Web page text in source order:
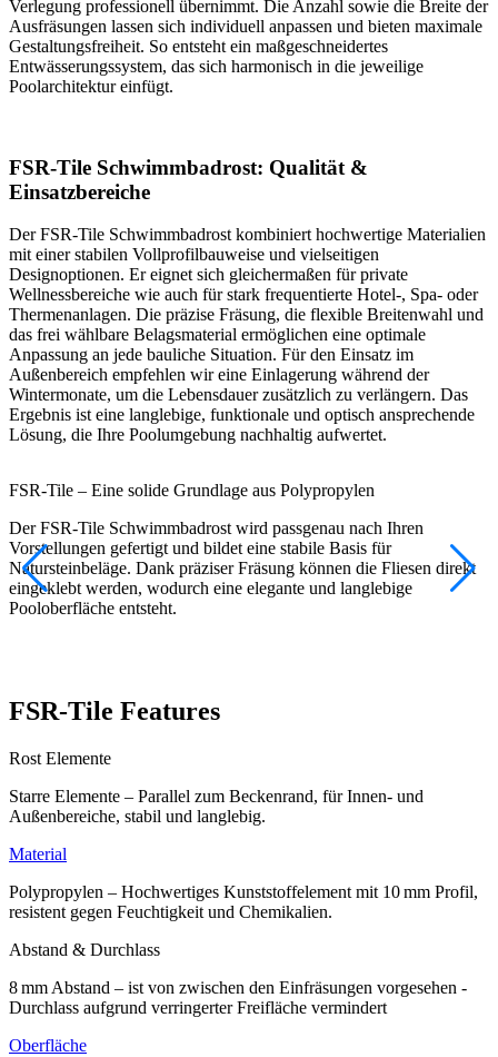
Verlegung professionell übernimmt. Die Anzahl sowie die Breite der
Ausfräsungen lassen sich individuell anpassen und bieten maximale
Gestaltungsfreiheit. So entsteht ein maßgeschneidertes
Entwässerungssystem, das sich harmonisch in die jeweilige
Poolarchitektur einfügt.
FSR-Tile Schwimmbadrost: Qualität &
Einsatzbereiche
Der FSR-Tile Schwimmbadrost kombiniert hochwertige Materialien
mit einer stabilen Vollprofilbauweise und vielseitigen
Designoptionen. Er eignet sich gleichermaßen für private
Wellnessbereiche wie auch für stark frequentierte Hotel-, Spa- oder
Thermenanlagen. Die präzise Fräsung, die flexible Breitenwahl und
das frei wählbare Belagsmaterial ermöglichen eine optimale
Anpassung an jede bauliche Situation. Für den Einsatz im
Außenbereich empfehlen wir eine Einlagerung während der
Wintermonate, um die Lebensdauer zusätzlich zu verlängern. Das
Ergebnis ist eine langlebige, funktionale und optisch ansprechende
Lösung, die Ihre Poolumgebung nachhaltig aufwertet.
FSR-Tile – Eine solide Grundlage aus Polypropylen
Der FSR-Tile Schwimmbadrost wird passgenau nach Ihren
Vorstellungen gefertigt und bildet eine stabile Basis für
Natursteinbeläge. Dank präziser Fräsung können die Fliesen direkt
eingeklebt werden, wodurch eine elegante und langlebige
Pooloberfläche entsteht.
FSR-Tile Features
Rost Elemente
Starre Elemente – Parallel zum Beckenrand, für Innen- und
Außenbereiche, stabil und langlebig.
Material
Polypropylen – Hochwertiges Kunststoffelement mit 10 mm Profil,
resistent gegen Feuchtigkeit und Chemikalien.
Abstand & Durchlass
8 mm Abstand – ist von zwischen den Einfräsungen vorgesehen -
Durchlass aufgrund verringerter Freifläche vermindert
Oberfläche